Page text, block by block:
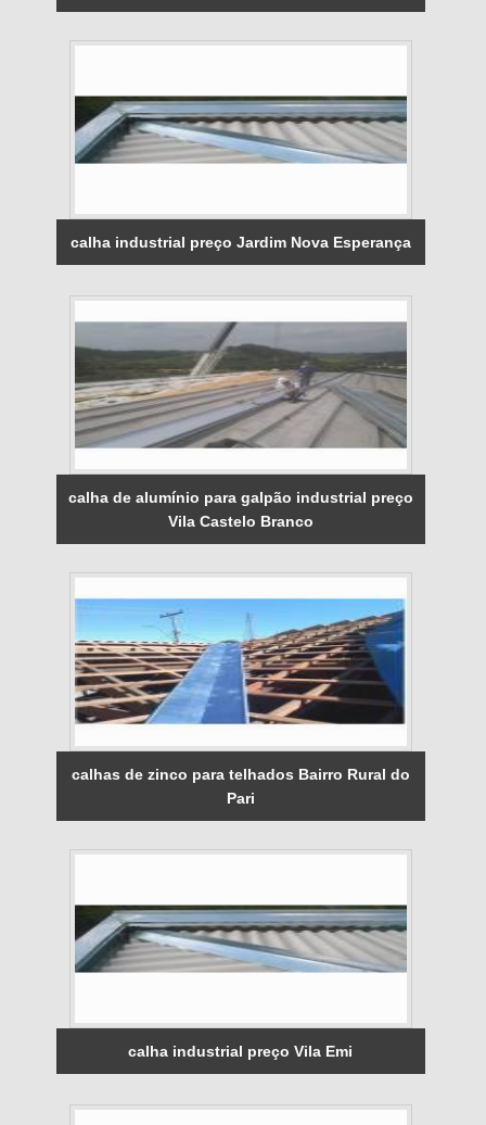
calha industrial preço Jardim Nova Esperança
calha de alumínio para galpão industrial preço
Vila Castelo Branco
calhas de zinco para telhados Bairro Rural do
Pari
calha industrial preço Vila Emi